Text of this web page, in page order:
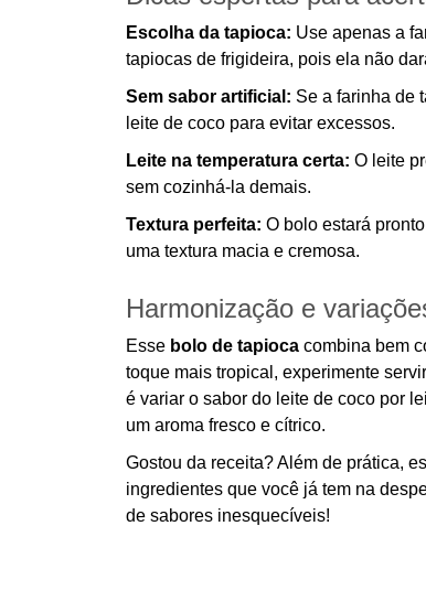
Escolha da tapioca: Use apenas a
tapiocas de frigideira, pois ela não
Sem sabor artificial: Se a farinha de
leite de coco para evitar excessos.
Leite na temperatura certa: O leite
sem cozinhá-la demais.
Textura perfeita: O bolo estará
uma textura macia e cremosa.
Harmonização e
Esse bolo de tapioca combina bem
toque mais tropical, experimente
é variar o sabor do leite de coco por
um aroma fresco e cítrico.
Gostou da receita? Além de prática,
ingredientes que você já tem na
de sabores inesquecíveis!